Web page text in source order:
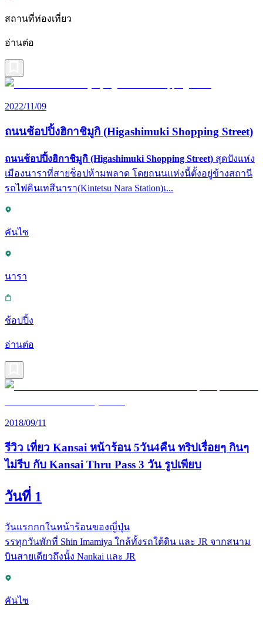
สถานที่ท่องเที่ยว
อ่านต่อ
2022/11/09
ถนนช้อปปิ้งฮิกาชิมูกิ (Higashimuki Shopping Street)
ถนนช้อปปิ้งฮิกาชิมูกิ (Higashimuki Shopping Street) สุดปังแห่ง
เมืองนาราที่สายช็อปห้ามพลาด โดยถนนแห่งนี้ตั้งอยู่ข้างสถานี
รถไฟคินเทสึนารา(Kintetsu Nara Station)เ...
คันไซ
นารา
ช้อปปิ้ง
อ่านต่อ
2018/09/11
รีวิว เที่ยว Kansai หน้าร้อน 5วัน4คืน ทริปเรื่อยๆ กินๆ
ไม่รีบ กับ Kansai Thru Pass 3 วัน รูปเพียบ
วันที่ 1
วันแรกกกในหน้าร้อนของญี่ปุ่น
รรทุกวันพักที่ Shin Imamiya ใกล้ทั้งรถใต้ดิน และ JR จากสนาม
บินสายเดียวถึงนั้ง Nankai และ JR
คันไซ